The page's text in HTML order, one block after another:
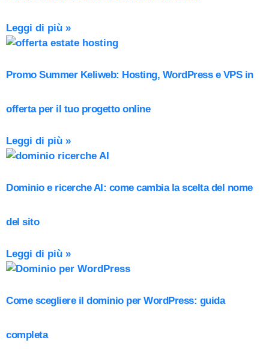
Leggi di più »
Promo Summer Keliweb: Hosting, WordPress e VPS in
offerta per il tuo progetto online
Leggi di più »
Dominio e ricerche AI: come cambia la scelta del nome
del sito
Leggi di più »
Come scegliere il dominio per WordPress: guida
completa